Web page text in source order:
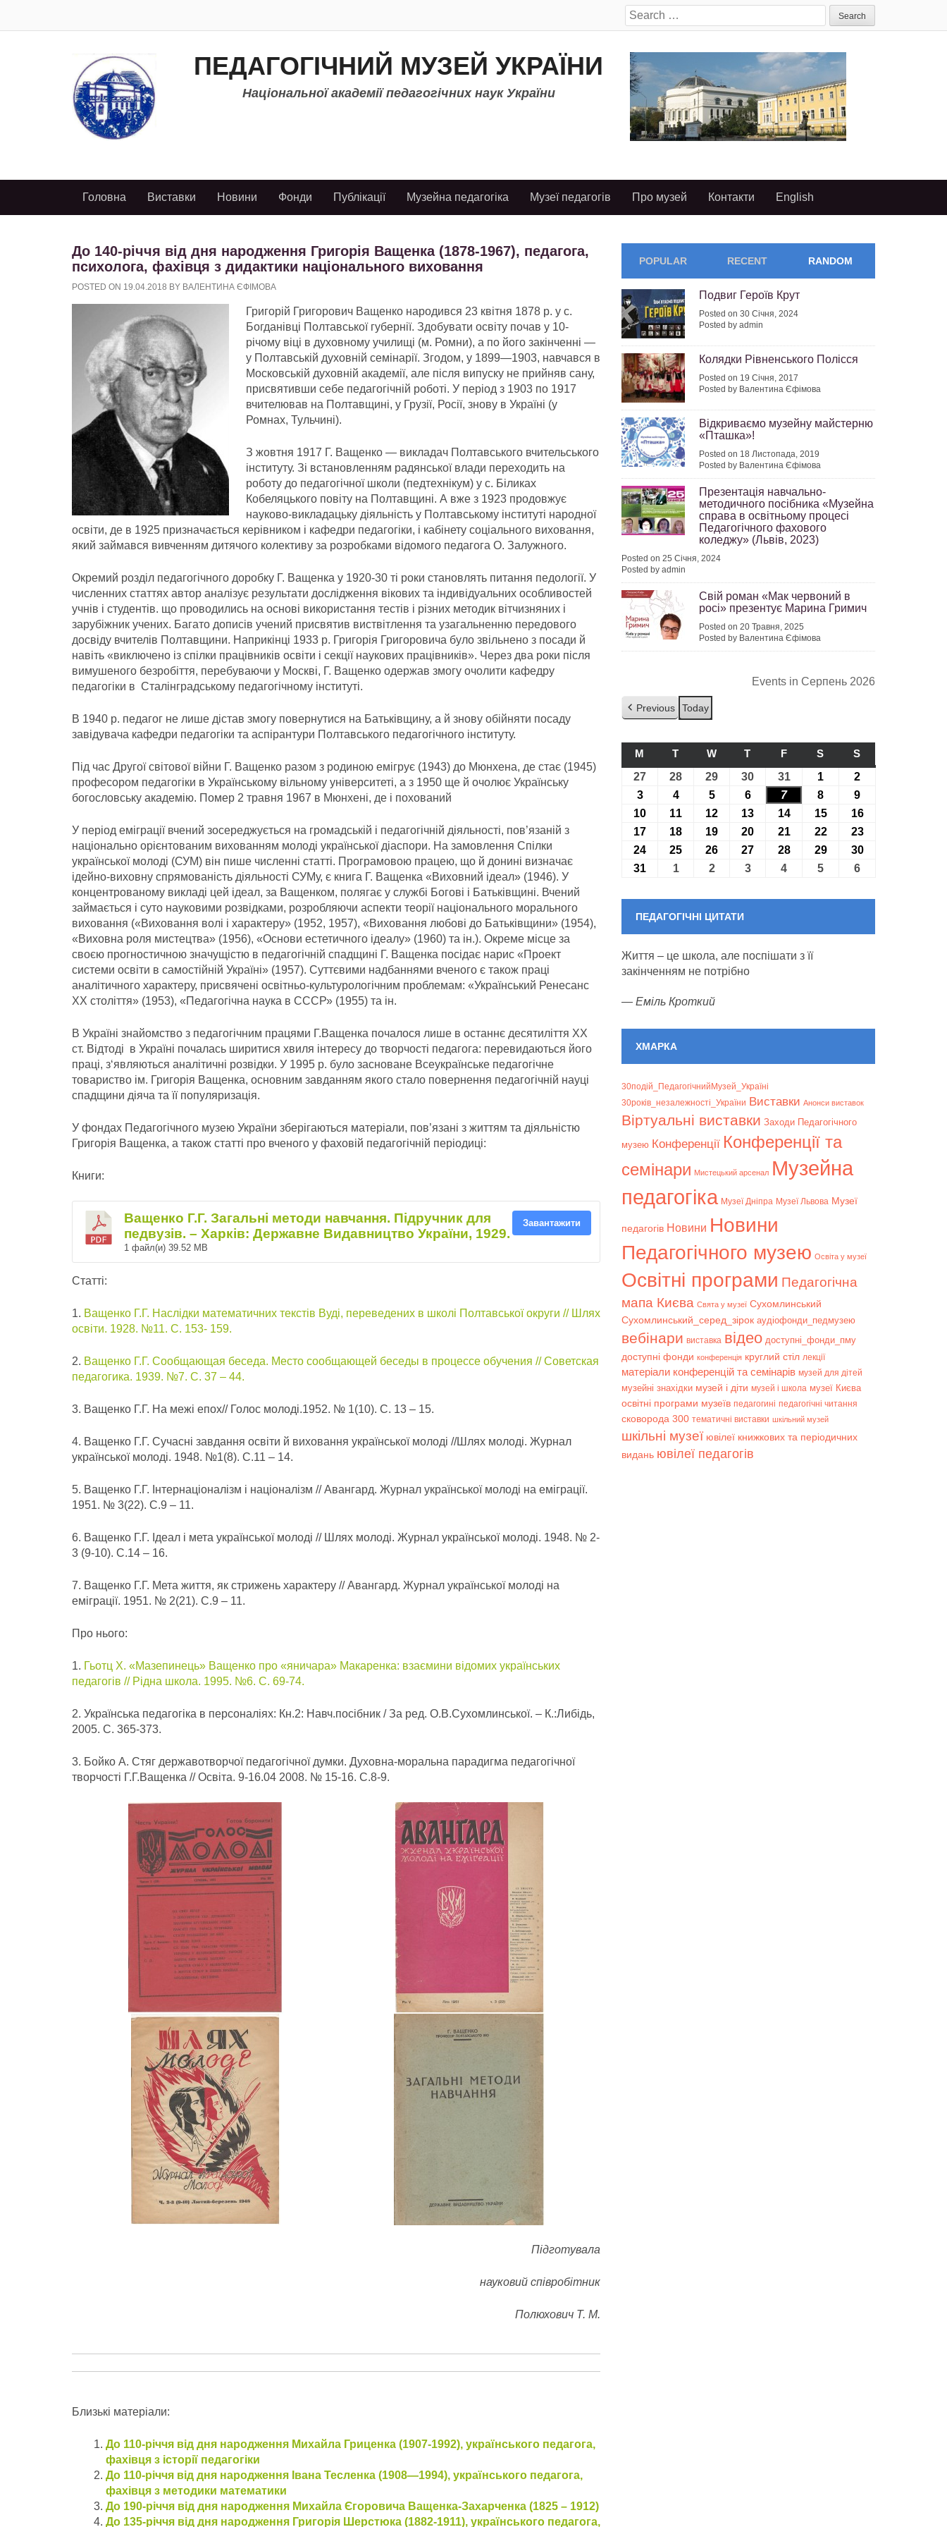
Search
for:
ПЕДАГОГІЧНИЙ МУЗЕЙ УКРАЇНИ
Національної академії педагогічних наук України
Головна Виставки Новини Фонди Публікації Музейна педагогіка Музеї педагогів Про музей Контакти English
До 140-річчя від дня народження Григорія Ващенка (1878-1967), педагога,
психолога, фахівця з дидактики національного виховання
POSTED ON 19.04.2018 BY ВАЛЕНТИНА ЄФІМОВА
Григорій Григорович Ващенко народився 23 квітня 1878 р. у с.
Богданівці Полтавської губернії. Здобу­вати освіту почав у 10-
річому віці в духовному училищі (м. Ромни), а по його закінченні —
у Полтавській духовній семінарії. Згодом, у 1899—1903, навчався в
Московській духовній академії, але після випуску не прийняв сану,
присвятивши себе педагогічній роботі. У період з 1903 по 1917
вчителював на Полта­вщині, у Грузії, Росії, знову в Укра­їні (у
Ромнах, Тульчині).
З жовтня 1917 Г. Ващенко — викладач Полтавського вчительського
інституту. Зі встановленням радянської влади переходить на
роботу до педагогічної школи (пед­технікум) у с. Біликах
Кобеляцького повіту на Полтавщині. А вже з 1923 продовжує
науково-викладацьку діяль­ність у Полтавському інституті народної
освіти, де в 1925 призначається керівником і кафедри педагогіки, і кабінету соціального виховання,
який зай­мався вивченням дитячого колективу за розробками відомого педагога О. Залужного.
Окремий розділ педагогічного доробку Г. Ващенка у 1920-30 ті роки становлять питання педології. У
численних статтях автор аналізує результати дослідження вікових та індивідуальних особливостей
учнів і студентів. що проводились на основі використання тестів і різних методик вітчизняних і
зарубіжник учених. Багато дописів учений присвятив виствітлення та узагальненню передового
досвіду вчителів Полтавщини. Наприкінці 1933 р. Григорія Григоровича було звільнено з посади й
навіть «виключено із спілки працівників освіти і секції наукових працівників». Через два роки після
вимушеного безробіття, перебуваючи у Москві, Г. Ващенко одержав змогу очолити кафедру
педагогіки в Сталінградському педагогічному інституті.
В 1940 р. педагог не лише дістав змогу повернутися на Батьківщину, а й знову обійняти посаду
завідувача кафедри педагогіки та аспірантури Полтавського педагогічного інституту.
Під час Другої світової війни Г. Ващенко разом з родиною емігрує (1943) до Мюнхена, де стає (1945)
професором педагогіки в Українському вільному університеті, а з 1950 ще й очолює Українську
богословську акаде­мію. Помер 2 травня 1967 в Мюнхені, де і похований
У період еміграції вчений зосереджується на громадській і педагогічній діяльності, пов’язаній з
національно орієнтованим вихованням молоді українсь­кої діаспори. На замовлення Спілки
української молоді (СУМ) він пише численні статті. Програмовою працею, що й донині визначає
ідейно-виховну спрямованість діяльності СУМу, є книга Г. Ващенка «Виховний ідеал» (1946). У
концентрованому викладі цей ідеал, за Ващенком, полягає у службі Богові і Батьківщині. Вчений
займа­ється і суто науковими розвідками, розробляючи аспекти теорії національного морального
виховання («Виховання волі і характеру» (1952, 1957), «Виховання любові до Батьківщи­ни» (1954),
«Виховна роля мистецтва» (1956), «Основи естетичного ідеалу» (1960) та ін.). Окреме місце за
своєю прогностичною значущістю в педагогічній спадщи­ні Г. Ващенка посідає нарис «Проект
системи освіти в самостійній Україні» (1957). Суттєвими надбаннями вченого є також праці
аналітичного характе­ру, присвячені освітньо-культурологічним проблемам: «Український Ренесанс
XX століття» (1953), «Педагогічна наука в СССР» (1955) та ін.
В Україні знайомство з педагогічним працями Г.Ващенка почалося лише в останнє десятиліття ХХ
ст. Відтоді в Україні почалась ширитися хвиля інтересу до творчості педагога: перевидаються його
праці, з‘являються аналітичні розвідки. У 1995 р. було засноване Всеукраїнське педагогічне
товариство ім. Григорія Ващенка, основним завданням якого стало повернення педагогічній науці
спадщини діяча та її популяризація.
У фондах Педагогічного музею України зберігаються матеріали, пов’язані з життям та діяльністю
Григорія Ващенка, а також статті про вченого у фаховій педагогічній періодиці:
Книги:
Ващенко Г.Г. Загальні методи навчання. Підручник для
педвузів. – Харків: Державне Видавництво України, 1929.
1 файл(и) 39.52 MB
Завантажити
Статті:
1. Ващенко Г.Г. Наслідки математичних текстів Вуді, переведених в школі Полтавської округи // Шлях
освіти. 1928. №11. С. 153- 159.
2. Ващенко Г.Г. Сообщающая беседа. Место сообщающей беседы в процессе обучения // Советская
педагогика. 1939. №7. С. 37 – 44.
3. Ващенко Г.Г. На межі епох// Голос молоді.1952. № 1(10). С. 13 – 15.
4. Ващенко Г.Г. Сучасні завдання освіти й виховання української молоді //Шлях молоді. Журнал
української молоді. 1948. №1(8). С.11 – 14.
5. Ващенко Г.Г. Інтернаціоналізм і націоналізм // Авангард. Журнал української молоді на еміграції.
1951. № 3(22). С.9 – 11.
6. Ващенко Г.Г. Ідеал і мета української молоді // Шлях молоді. Журнал української молоді. 1948. № 2-
3 (9-10). С.14 – 16.
7. Ващенко Г.Г. Мета життя, як стрижень характеру // Авангард. Журнал української молоді на
еміграції. 1951. № 2(21). С.9 – 11.
Про нього:
1. Гьотц Х. «Мазепинець» Ващенко про «яничара» Макаренка: взаємини відомих українських
педагогів // Рідна школа. 1995. №6. С. 69-74.
2. Українська педагогіка в персоналіях: Кн.2: Навч.посібник / За ред. О.В.Сухомлинської. – К.:Либідь,
2005. С. 365-373.
3. Бойко А. Стяг державотворчої педагогічної думки. Духовна-моральна парадигма педагогічної
творчості Г.Г.Ващенка // Освіта. 9-16.04 2008. № 15-16. С.8-9.
Підготувала
науковий співробітник
Полюхович Т. М.
Близькі матеріали:
До 110-річчя від дня народження Михайла Гриценка (1907-1992), українського педагога,
фахівця з історії педагогіки
До 110-річчя від дня народження Івана Тесленка (1908—1994), українського педагога,
фахівця з методики математики
До 190-річчя від дня народження Михайла Єгоровича Ващенка-Захарченка (1825 – 1912)
До 135-річчя від дня народження Григорія Шерстюка (1882-1911), українського педагога,
POPULAR RECENT RANDOM
Подвиг Героїв Крут
Posted on 30 Січня, 2024
Posted by admin
Колядки Рівненського Полісся
Posted on 19 Січня, 2017
Posted by Валентина Єфімова
Відкриваємо музейну майстерню
«Пташка»!
Posted on 18 Листопада, 2019
Posted by Валентина Єфімова
Презентація навчально-
методичного посібника «Музейна
справа в освітньому процесі
Педагогічного фахового
коледжу» (Львів, 2023)
Posted on 25 Січня, 2024
Posted by admin
Свій роман «Мак червоний в
росі» презентує Марина Гримич
Posted on 20 Травня, 2025
Posted by Валентина Єфімова
Events in Серпень 2026
Previous Today
M ПОНЕДІЛОК
T ВІВТОРОК
WСЕРЕДА
T ЧЕТВЕР
FП’ЯТНИЦЯ
S СУБОТА
S
27 27.07.2026
28 28.07.2026
29 29.07.2026
30 30.07.2026
3131.07.2026
1 01.08.2026
2
303.08.2026
404.08.2026
505.08.2026
606.08.2026
707.08.2026
8 08.08.2026
9
10 10.08.2026
11 11.08.2026
12 12.08.2026
13 13.08.2026
1414.08.2026
1515.08.2026
1616.08.2026
17 17.08.2026
18 18.08.2026
19 19.08.2026
20 20.08.2026
2121.08.2026
2222.08.2026
2323.08.2026
24 24.08.2026
25 25.08.2026
26 26.08.2026
27 27.08.2026
2828.08.2026
2929.08.2026
3030.08.2026
31 31.08.2026
101.09.2026
202.09.2026
303.09.2026
4 04.09.2026
5 05.09.2026
6
ПЕДАГОГІЧНІ ЦИТАТИ
Життя – це школа, але поспішати з її
закінченням не потрібно
— Еміль Кроткий
ХМАРКА
30подій_ПедагогічнийМузей_Україні
30років_незалежності_України Bиставки Анонси виставок
Віртуальні виставки Заходи Педагогічного
музею Конференції Конференції та
семінари Мистецький арсенал Музейна
педагогіка Музеї Дніпра Музеї Львова Музеї
педагогів Новини Новини
Педагогічного музею Освіта у музеї
Освітні програми Педагогічна
мапа Києва Свята у музеї Сухомлинський
Сухомлинський_серед_зірок аудіофонди_педмузею
вебінари виставка відео доступні_фонди_пму
доступні фонди конференція круглий стіл лекції
матеріали конференцій та семінарів музей для дітей
музейні знахідки музей і діти музей і школа музеї Києва
освітні програми музеїв педагогині педагогічні читання
сковорода 300 тематичні виставки шкільний музей
шкільні музеї ювілеї книжкових та періодичних
видань ювілеї педагогів